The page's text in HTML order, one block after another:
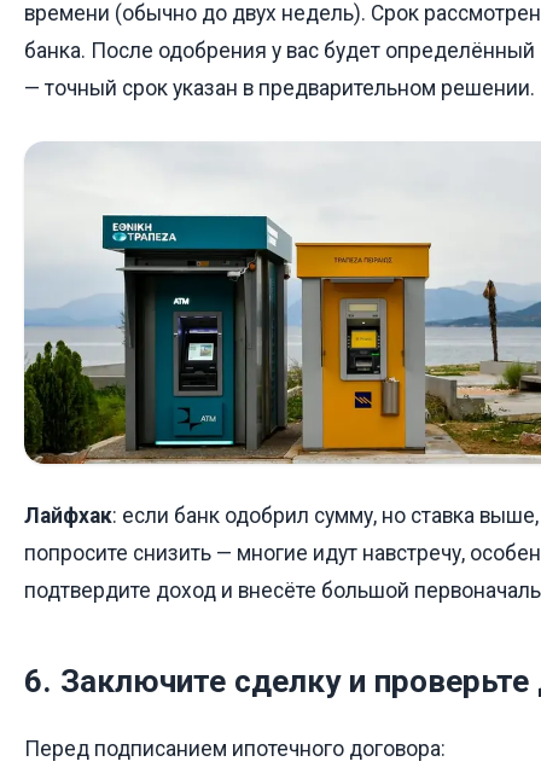
времени (обычно до двух недель). Срок
банка. После одобрения у вас будет определённый
— точный срок указан в предварительном решении.
Лайфхак: если банк одобрил сумму, но ставка
попросите снизить — многие идут навстречу,
подтвердите доход и внесёте большой
6. Заключите сделку и проверьте
Перед подписанием ипотечного договора: